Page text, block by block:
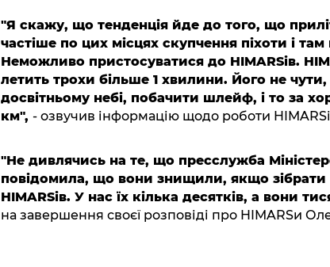
"Я скажу, що тенденція йде до того, що
частіше по цих місцях скупчення піхоти і там
Неможливо пристосуватися до HIMARSів.
летить трохи більше 1 хвилини. Його не
досвітньому небі, побачити шлейф, і то за
км", - озвучив інформацію щодо роботи
"Не дивлячись на те, що пресслужба
повідомила, що вони знищили, якщо зібрати
HIMARSів. У нас їх кілька десятків, а вони
на завершення своєї розповіді про HIMARSи